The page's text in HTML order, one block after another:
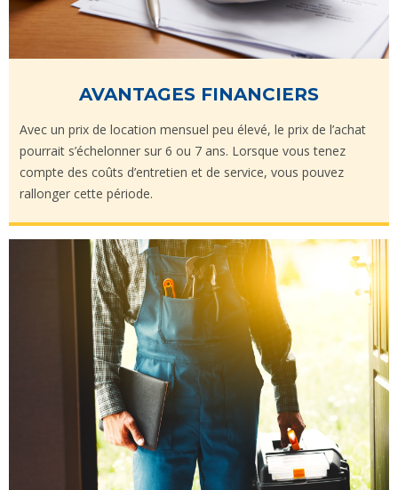
AVANTAGES FINANCIERS
Avec un prix de location mensuel peu élevé, le prix de l’achat
pourrait s’échelonner sur 6 ou 7 ans. Lorsque vous tenez
compte des coûts d’entretien et de service, vous pouvez
rallonger cette période.